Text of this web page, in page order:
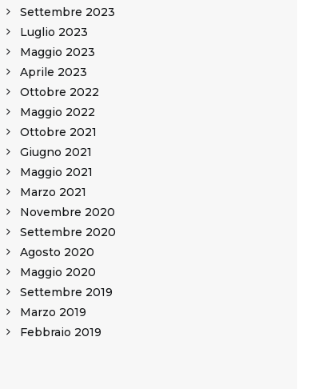
Settembre 2023
Luglio 2023
Maggio 2023
Aprile 2023
Ottobre 2022
Maggio 2022
Ottobre 2021
Giugno 2021
Maggio 2021
Marzo 2021
Novembre 2020
Settembre 2020
Agosto 2020
Maggio 2020
Settembre 2019
Marzo 2019
Febbraio 2019